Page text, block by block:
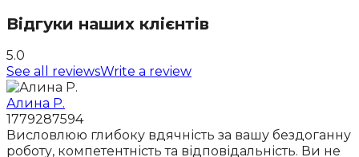
Відгуки наших клієнтів
5.0
See all reviewsWrite a review
Алина Р.
1779287594
Висловлюю глибоку вдячність за вашу бездоганну
роботу, компетентність та відповідальність. Ви не